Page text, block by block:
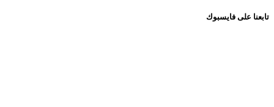
تابعنا على فايسبوك